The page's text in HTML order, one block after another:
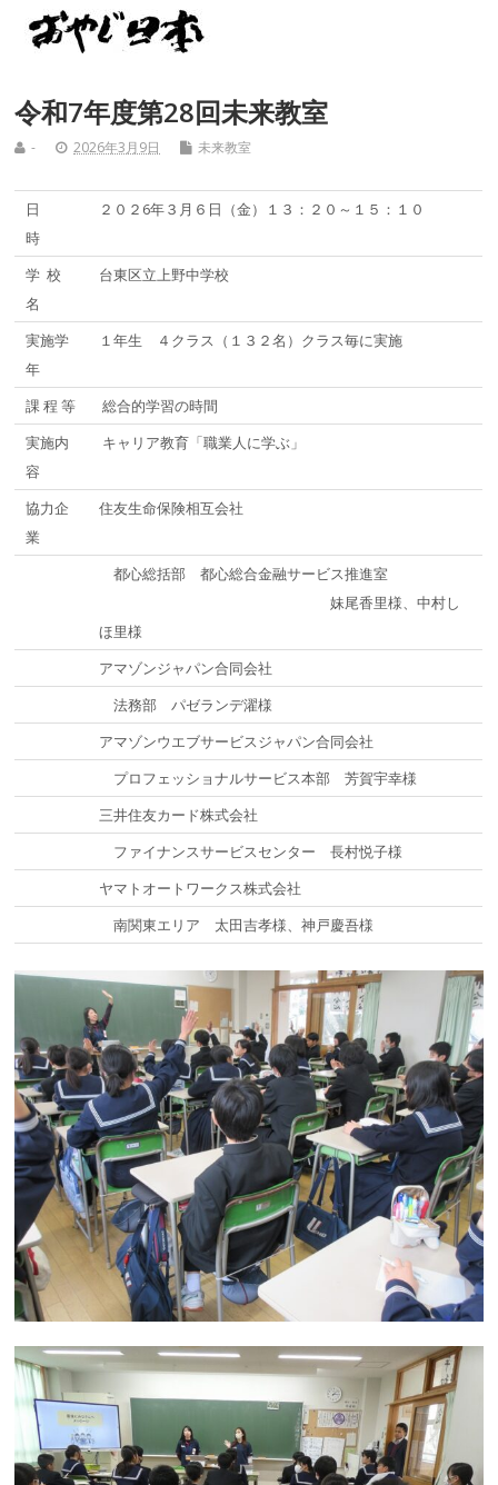
令和7年度第28回未来教室
- 2026年3月9日 未来教室
日
時
２０２6年３月６日（金）１３：２０～１５：１０
学 校
名
台東区立上野中学校
実施学
年
１年生 ４クラス（１３２名）クラス毎に実施
課 程 等
総合的学習の時間
実施内
容
キャリア教育「職業人に学ぶ」
協力企
業
住友生命保険相互会社
都心総括部 都心総合金融サービス推進室
妹尾香里様、中村し
ほ里様
アマゾンジャパン合同会社
法務部 パゼランデ濯様
アマゾンウエブサービスジャパン合同会社
プロフェッショナルサービス本部 芳賀宇幸様
三井住友カード株式会社
ファイナンスサービスセンター 長村悦子様
ヤマトオートワークス株式会社
南関東エリア 太田吉孝様、神戸慶吾様